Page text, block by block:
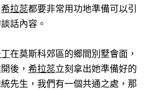
希拉蕊都要非常用功地準備可以引
話內容。
在莫斯科郊區的鄉間別墅會面，
後， 希拉蕊立刻拿出她準備好的
先生，我們有一個共通之處，那